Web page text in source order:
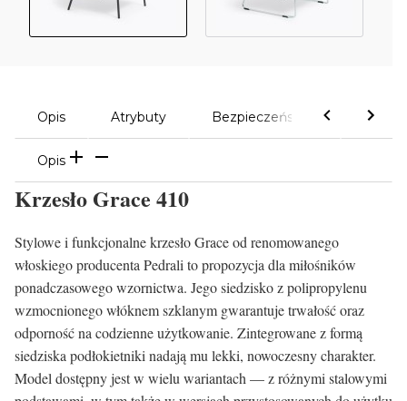
Opis Atrybuty Bezpieczeństwo
Opis
Krzesło Grace 410
Stylowe i funkcjonalne krzesło Grace od renomowanego
włoskiego producenta Pedrali to propozycja dla miłośników
ponadczasowego wzornictwa. Jego siedzisko z polipropylenu
wzmocnionego włóknem szklanym gwarantuje trwałość oraz
odporność na codzienne użytkowanie. Zintegrowane z formą
siedziska podłokietniki nadają mu lekki, nowoczesny charakter.
Model dostępny jest w wielu wariantach — z różnymi stalowymi